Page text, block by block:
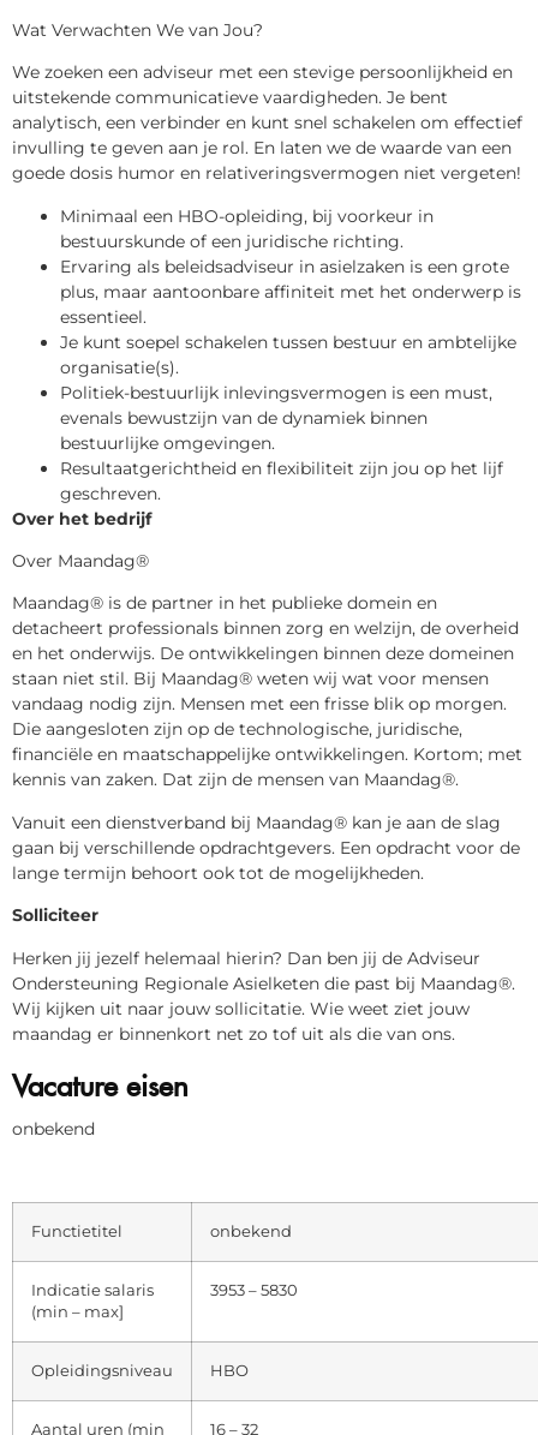
Wat Verwachten We van Jou?
We zoeken een adviseur met een stevige persoonlijkheid en
uitstekende communicatieve vaardigheden. Je bent
analytisch, een verbinder en kunt snel schakelen om effectief
invulling te geven aan je rol. En laten we de waarde van een
goede dosis humor en relativeringsvermogen niet vergeten!
Minimaal een HBO-opleiding, bij voorkeur in
bestuurskunde of een juridische richting.
Ervaring als beleidsadviseur in asielzaken is een grote
plus, maar aantoonbare affiniteit met het onderwerp is
essentieel.
Je kunt soepel schakelen tussen bestuur en ambtelijke
organisatie(s).
Politiek-bestuurlijk inlevingsvermogen is een must,
evenals bewustzijn van de dynamiek binnen
bestuurlijke omgevingen.
Resultaatgerichtheid en flexibiliteit zijn jou op het lijf
geschreven.
Over het bedrijf
Over Maandag®
Maandag® is de partner in het publieke domein en
detacheert professionals binnen zorg en welzijn, de overheid
en het onderwijs. De ontwikkelingen binnen deze domeinen
staan niet stil. Bij Maandag® weten wij wat voor mensen
vandaag nodig zijn. Mensen met een frisse blik op morgen.
Die aangesloten zijn op de technologische, juridische,
financiële en maatschappelijke ontwikkelingen. Kortom; met
kennis van zaken. Dat zijn de mensen van Maandag®.
Vanuit een dienstverband bij Maandag® kan je aan de slag
gaan bij verschillende opdrachtgevers. Een opdracht voor de
lange termijn behoort ook tot de mogelijkheden.
Solliciteer
Herken jij jezelf helemaal hierin? Dan ben jij de Adviseur
Ondersteuning Regionale Asielketen die past bij Maandag®.
Wij kijken uit naar jouw sollicitatie. Wie weet ziet jouw
maandag er binnenkort net zo tof uit als die van ons.
Vacature eisen
onbekend
Functietitel onbekend
Indicatie salaris
(min – max]
3953 – 5830
Opleidingsniveau HBO
Aantal uren (min 16 – 32